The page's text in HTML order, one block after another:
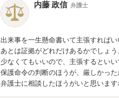
内藤 政信 弁護士
出来事を一生懸命書いて主張すればい
あとは証拠がどれだけあるかでしょう
少なくてもいいので、主張するといい
保護命令の判断のほうが、厳しかった
弁護士に相談したほうがいと思います